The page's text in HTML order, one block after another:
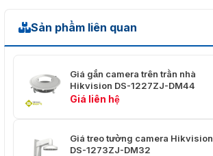
Sản phẩm liên quan
Giá gắn camera trên trần nhà
Hikvision DS-1227ZJ-DM44
Giá liên hệ
Giá treo tường camera Hikvision
DS-1273ZJ-DM32